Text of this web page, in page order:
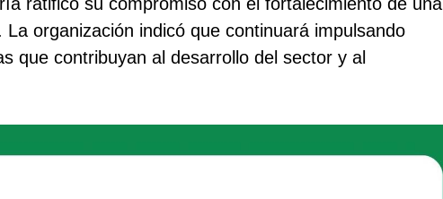
organización indicó que continuará impulsando
que contribuyan al desarrollo del sector y al